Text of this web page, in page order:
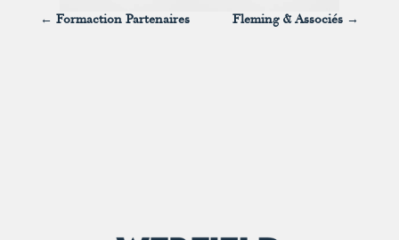
← Formaction Partenaires Fleming & Associés →